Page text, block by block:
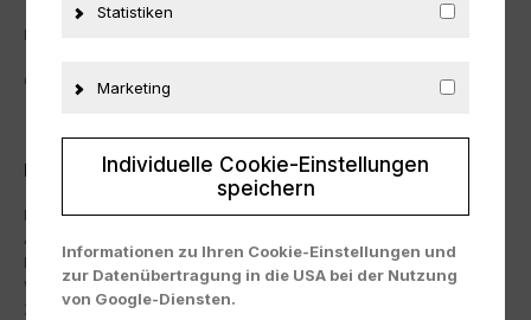
Oder über unser Kontaktformular
INFORMATION
Impressum
AGB
Datenschutz
Widerrufsbelehrung
Zahlung & Versand
Statistiken
Marketing
Individuelle Cookie-Einstellungen
speichern
Informationen zu Ihren Cookie-Einstellungen und
zur Datenübertragung in die USA bei der Nutzung
von Google-Diensten.